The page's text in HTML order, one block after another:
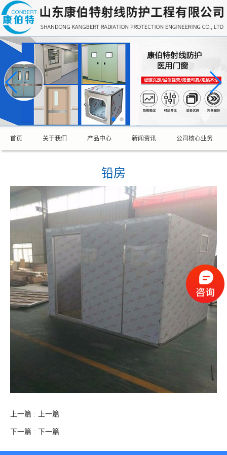
首页 关于我们 产品中心 新闻资讯 公司核心业务
铅房
上一篇 : 上一篇
下一篇 : 下一篇